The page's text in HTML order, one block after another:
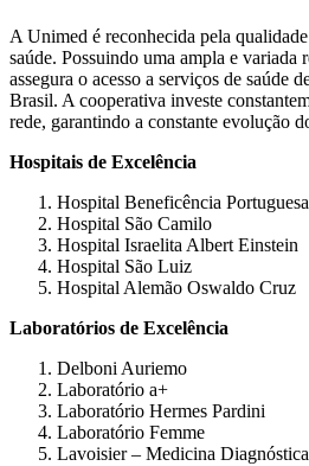
A Unimed é reconhecida pela
saúde. Possuindo uma ampla e variada
assegura o acesso a serviços de saúde
Brasil. A cooperativa investe
rede, garantindo a constante evolução
Hospitais de Excelência
Hospital Beneficência Portuguesa
Hospital São Camilo
Hospital Israelita Albert Einstein
Hospital São Luiz
Hospital Alemão Oswaldo Cruz
Laboratórios de Excelência
Delboni Auriemo
Laboratório a+
Laboratório Hermes Pardini
Laboratório Femme
Lavoisier – Medicina Diagnóstica